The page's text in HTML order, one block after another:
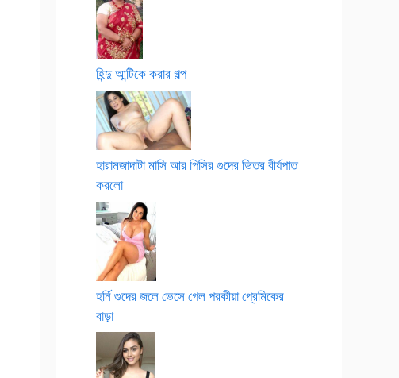
হিন্দু আন্টিকে করার গল্প
হারামজাদাটা মাসি আর পিসির গুদের ভিতর বীর্যপাত
করলো
হর্নি গুদের জলে ভেসে গেল পরকীয়া প্রেমিকের
বাড়া